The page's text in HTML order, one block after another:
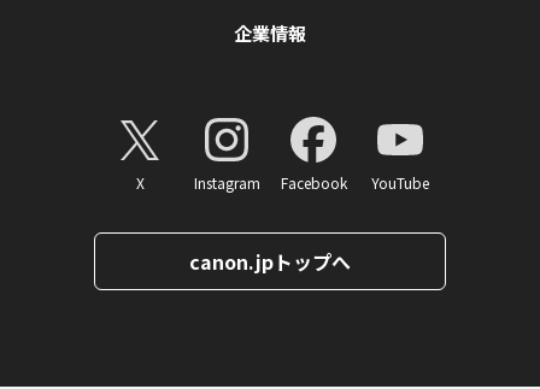
企業情報
X Instagram Facebook YouTube
canon.jpトップへ